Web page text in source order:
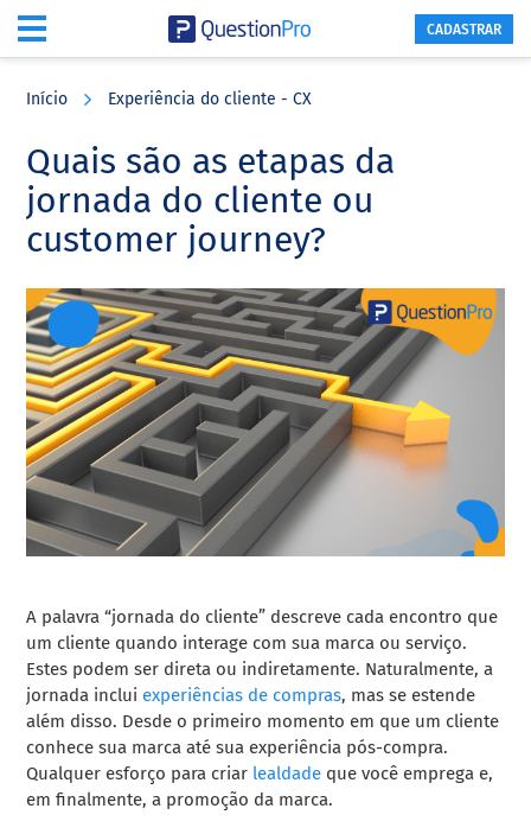
content
sidebar
CADASTRAR
Início Experiência do cliente - CX
Quais são as etapas da
jornada do cliente ou
customer journey?
A palavra “jornada do cliente” descreve cada encontro que
um cliente quando interage com sua marca ou serviço.
Estes podem ser direta ou indiretamente. Naturalmente, a
jornada inclui experiências de compras, mas se estende
além disso. Desde o primeiro momento em que um cliente
conhece sua marca até sua experiência pós-compra.
Qualquer esforço para criar lealdade que você emprega e,
em finalmente, a promoção da marca.